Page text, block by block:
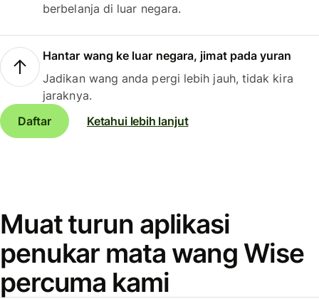
berbelanja di luar negara.
Hantar wang ke luar negara, jimat pada yuran
Jadikan wang anda pergi lebih jauh, tidak kira
jaraknya.
Daftar
Ketahui lebih lanjut
Muat turun aplikasi
penukar mata wang Wise
percuma kami